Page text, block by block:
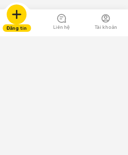
Đăng tin Liên hệ Tài khoản